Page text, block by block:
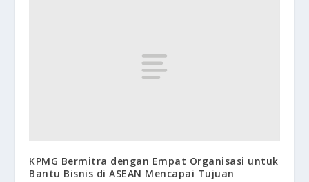
KPMG Bermitra dengan Empat Organisasi untuk
Bantu Bisnis di ASEAN Mencapai Tujuan